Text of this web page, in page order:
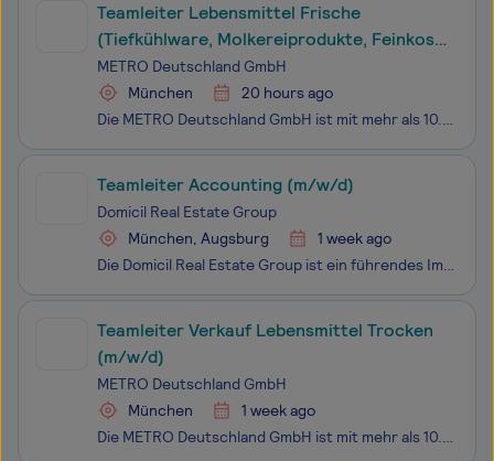
Teamleiter Lebensmittel Frische
(Tiefkühlware, Molkereiprodukte, Feinkost
und Wurst) (m/w/d)
METRO Deutschland GmbH
München
20 hours ago
Die METRO Deutschland GmbH ist mit mehr als 10.000 engagierten Mitarbeitenden mit 102 Großmärkten und 11 Belieferungsdepots in ganz Deutschland vertreten. Rund drei Millionen Kundinnen und Kunden aus der Gastronomie und Großverbrauchende vertrauen auf unser vielfältiges Sortiment und die erstklassig
Teamleiter Accounting (m/w/d)
Domicil Real Estate Group
München, Augsburg
1 week ago
Die Domicil Real Estate Group ist ein führendes Immobilien-Investmenthaus mit Sitz in München. Unser Kerngeschäft ist der An- und Verkauf von Wohnimmobilien im gesamten Bundesgebiet. Im Fokus stehen der Erwerb von mittelgroßen bis großen Wohnungsbeständen und der zeitnahe Weiterverkauf an Mieter, Se
Teamleiter Verkauf Lebensmittel Trocken
(m/w/d)
METRO Deutschland GmbH
München
1 week ago
Die METRO Deutschland GmbH ist mit mehr als 10.000 engagierten Mitarbeitenden mit 102 Großmärkten und 11 Belieferungsdepots in ganz Deutschland vertreten. Rund drei Millionen Kundinnen und Kunden aus der Gastronomie und Großverbrauchende vertrauen auf unser vielfältiges Sortiment und die erstklassig